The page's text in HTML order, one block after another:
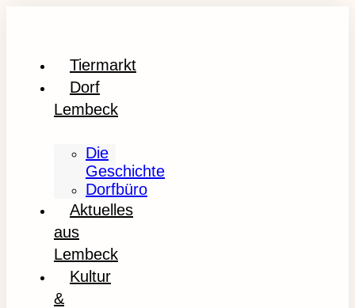
Tiermarkt
Dorf
Lembeck
Die
Geschichte
Dorfbüro
Aktuelles
aus
Lembeck
Kultur
&